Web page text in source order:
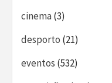
cinema(3)
desporto (21)
eventos (532)